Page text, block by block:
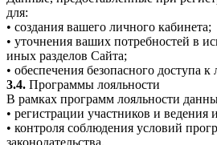
для:
• создания вашего личного кабинета;
• уточнения ваших потребностей в
иных разделов Сайта;
• обеспечения безопасного доступа
3.4. Программы лояльности
В рамках программ лояльности
• регистрации участников и ведения
• контроля соблюдения условий
законодательства.